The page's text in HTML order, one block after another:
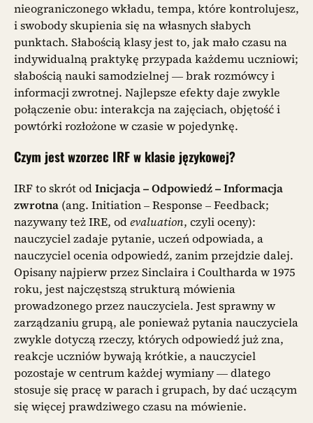
nieograniczonego wkładu, tempa, które kontrolujesz,
i swobody skupienia się na własnych słabych
punktach. Słabością klasy jest to, jak mało czasu na
indywidualną praktykę przypada każdemu uczniowi;
słabością nauki samodzielnej — brak rozmówcy i
informacji zwrotnej. Najlepsze efekty daje zwykle
połączenie obu: interakcja na zajęciach, objętość i
powtórki rozłożone w czasie w pojedynkę.
Czym jest wzorzec IRF w klasie językowej?
IRF to skrót odInicjacja – Odpowiedź – Informacja
zwrotna (ang. Initiation – Response – Feedback;
nazywany też IRE, odevaluation, czyli oceny):
nauczyciel zadaje pytanie, uczeń odpowiada, a
nauczyciel ocenia odpowiedź, zanim przejdzie dalej.
Opisany najpierw przez Sinclaira i Coultharda w 1975
roku, jest najczęstszą strukturą mówienia
prowadzonego przez nauczyciela. Jest sprawny w
zarządzaniu grupą, ale ponieważ pytania nauczyciela
zwykle dotyczą rzeczy, których odpowiedź już zna,
reakcje uczniów bywają krótkie, a nauczyciel
pozostaje w centrum każdej wymiany — dlatego
stosuje się pracę w parach i grupach, by dać uczącym
się więcej prawdziwego czasu na mówienie.